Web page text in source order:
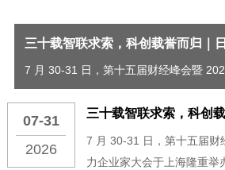
07-31
2026
7 月 30-31 日，第十五届财
力企业家大会于上海隆重举